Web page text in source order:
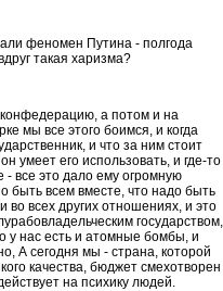
феномен Путина - полгода
такая харизма?
а потом и на
мы все этого боимся, и когда
и что за ним стоит
умеет его использовать, и где-то
все это дало ему огромную
быть всем вместе, что надо быть
во всех других отношениях, и это
государством,
у нас есть и атомные бомбы, и
А сегодня мы - страна, которой
качества, бюджет смехотворен
на психику людей.